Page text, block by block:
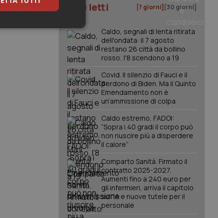
I più letti [7 giorni] [30 giorni]
Caldo, segnali di lenta ritirata
dell'ondata: il 7 agosto
restano 26 città da bollino
rosso, l'8 scendono a 19
Covid. Il silenzio di Fauci e il
perdono di Biden. Ma il Quinto
Emendamento non è
un’ammissione di colpa
Caldo estremo, FADOI:
“Sopra i 40 gradi il corpo può
non riuscire più a disperdere
il calore”
Comparto Sanità. Firmato il
contratto 2025-2027.
Aumenti fino a 240 euro per
gli infermieri, arriva il capitolo
sull'IA e nuove tutele per il
personale
sulle pagine